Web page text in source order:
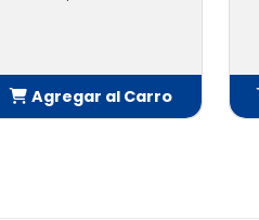
Agregar al Carro